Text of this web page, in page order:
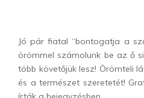
Jó pár fiatal “bontogatja a
örömmel számolunk be az ő
több követőjük lesz! Örömteli
és a természet szeretetét!